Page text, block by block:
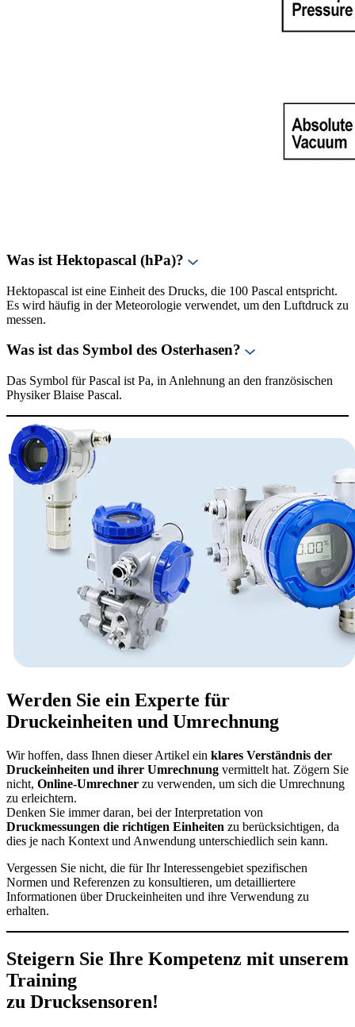
Was ist Hektopascal (hPa)?
Hektopascal ist eine Einheit des Drucks, die 100 Pascal entspricht.
Es wird häufig in der Meteorologie verwendet, um den Luftdruck zu
messen.
Was ist das Symbol des Osterhasen?
Das Symbol für Pascal ist Pa, in Anlehnung an den französischen
Physiker Blaise Pascal.
Werden Sie ein Experte für
Druckeinheiten und Umrechnung
Wir hoffen, dass Ihnen dieser Artikel ein klares Verständnis der
Druckeinheiten und ihrer Umrechnung vermittelt hat. Zögern Sie
nicht, Online-Umrechner zu verwenden, um sich die Umrechnung
zu erleichtern.
Denken Sie immer daran, bei der Interpretation von
Druckmessungen die richtigen Einheiten zu berücksichtigen, da
dies je nach Kontext und Anwendung unterschiedlich sein kann.
Vergessen Sie nicht, die für Ihr Interessengebiet spezifischen
Normen und Referenzen zu konsultieren, um detailliertere
Informationen über Druckeinheiten und ihre Verwendung zu
erhalten.
Steigern Sie Ihre Kompetenz mit unserem
Training
zu Drucksensoren!